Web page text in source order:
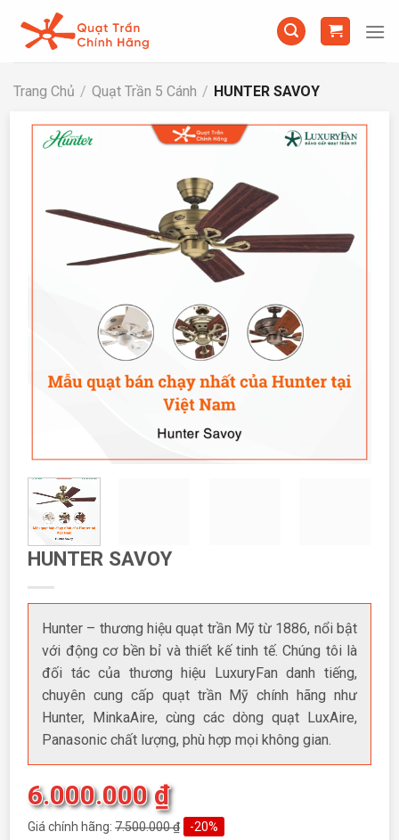
đến
Trang Chủ / Quạt Trần 5 Cánh / HUNTER SAVOY
HUNTER SAVOY
Hunter – thương hiệu quạt trần Mỹ từ 1886, nổi bật
với động cơ bền bỉ và thiết kế tinh tế. Chúng tôi là
đối tác của thương hiệu LuxuryFan danh tiếng,
chuyên cung cấp quạt trần Mỹ chính hãng như
Hunter, MinkaAire, cùng các dòng quạt LuxAire,
Panasonic chất lượng, phù hợp mọi không gian.
6.000.000₫
Giá chính hãng: 7.500.000₫ -20%